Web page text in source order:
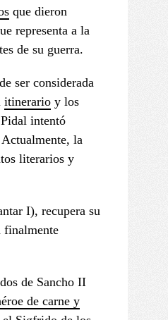
que dieron
representa a la
de su guerra.
ser considerada
itinerario y los
intentó
la
literarios y
I), recupera su
finalmente
de Sancho II
de carne y